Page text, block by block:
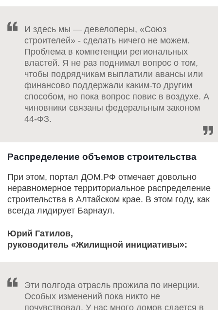
И здесь мы — девелоперы, «Союз
строителей» - сделать ничего не можем.
Проблема в компетенции региональных
властей. Я не раз поднимал вопрос о том,
чтобы подрядчикам выплатили авансы или
финансово поддержали каким-то другим
способом, но пока вопрос повис в воздухе. А
чиновники связаны федеральным законом
44-ФЗ.
Распределение объемов строительства
При этом, портал ДОМ.РФ отмечает довольно
неравномерное территориальное распределение
строительства в Алтайском крае. В этом году, как
всегда лидирует Барнаул.
Юрий Гатилов,
руководитель «Жилищной инициативы»:
Эти полгода отрасль прожила по инерции.
Особых изменений пока никто не
почувствовал. У нас много домов сдается в